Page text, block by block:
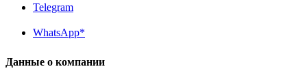
Telegram
WhatsApp*
Данные о компании